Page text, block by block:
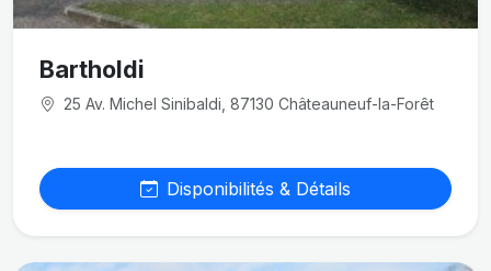
Bartholdi
25 Av. Michel Sinibaldi, 87130 Châteauneuf-la-Forêt
Disponibilités & Détails